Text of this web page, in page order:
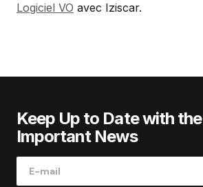
Logiciel VO avec Iziscar.
Keep Up to Date with
Important News